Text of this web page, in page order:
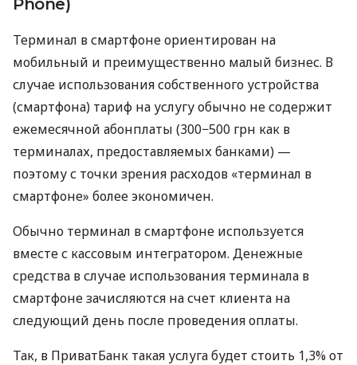
Phone)
Терминал в смартфоне ориентирован на
мобильный и преимущественно малый бизнес. В
случае использования собственного устройства
(смартфона) тариф на услугу обычно не содержит
ежемесячной абонплаты (300−500 грн как в
терминалах, предоставляемых банками) —
поэтому с точки зрения расходов «терминал в
смартфоне» более экономичен.
Обычно терминал в смартфоне используется
вместе с кассовым интегратором. Денежные
средства в случае использования терминала в
смартфоне зачисляются на счет клиента на
следующий день после проведения оплаты.
Так, в ПриватБанк такая услуга будет стоить 1,3% от